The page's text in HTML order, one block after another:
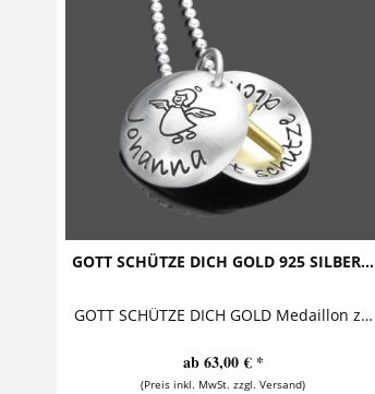
GOTT SCHÜTZE DICH GOLD 925 SILBER...
GOTT SCHÜTZE DICH GOLD Medaillon zur Taufe mit vergoldetem Kreuz Diese bezaubernde Taufkette mit Gravur besteht aus einem personalisierten...
ab 63,00 € *
(Preis inkl. MwSt. zzgl. Versand)